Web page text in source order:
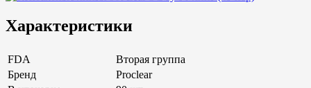
Характеристики
FDA
Вторая группа
Бренд
Proclear